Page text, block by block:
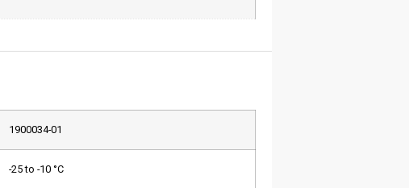
1900034-01
-25 to -10 °C